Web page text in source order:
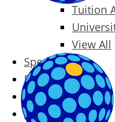
Tuition
View All
Special Offers
Prices
Blog
Contact